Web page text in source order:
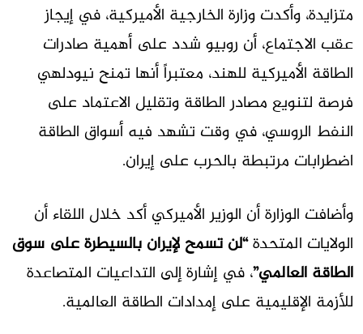
متزايدة، وأكدت وزارة الخارجية الأميركية، في إيجاز
عقب الاجتماع، أن روبيو شدد على أهمية صادرات
الطاقة الأميركية للهند، معتبراً أنها تمنح نيودلهي
فرصة لتنويع مصادر الطاقة وتقليل الاعتماد على
النفط الروسي، في وقت تشهد فيه أسواق الطاقة
اضطرابات مرتبطة بالحرب على إيران.
وأضافت الوزارة أن الوزير الأميركي أكد خلال اللقاء أن
الولايات المتحدة“لن تسمح لإيران بالسيطرة على سوق
الطاقة العالمي”، في إشارة إلى التداعيات المتصاعدة
للأزمة الإقليمية على إمدادات الطاقة العالمية.